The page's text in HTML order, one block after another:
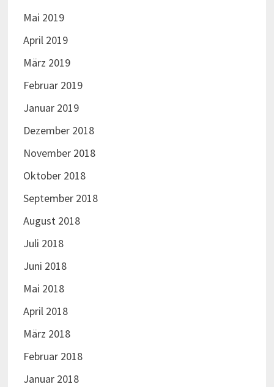
Mai 2019
April 2019
März 2019
Februar 2019
Januar 2019
Dezember 2018
November 2018
Oktober 2018
September 2018
August 2018
Juli 2018
Juni 2018
Mai 2018
April 2018
März 2018
Februar 2018
Januar 2018